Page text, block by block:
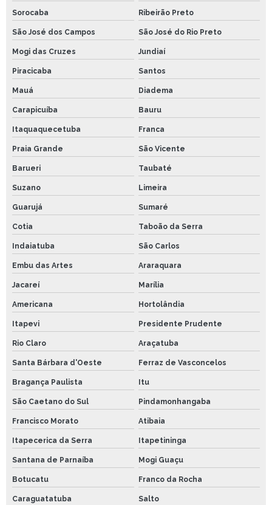
Sorocaba Ribeirão Preto
São José dos Campos São José do Rio Preto
Mogi das Cruzes Jundiaí
Piracicaba Santos
Mauá Diadema
Carapicuíba Bauru
Itaquaquecetuba Franca
Praia Grande São Vicente
Barueri Taubaté
Suzano Limeira
Guarujá Sumaré
Cotia Taboão da Serra
Indaiatuba São Carlos
Embu das Artes Araraquara
Jacareí Marília
Americana Hortolândia
Itapevi Presidente Prudente
Rio Claro Araçatuba
Santa Bárbara d'Oeste Ferraz de Vasconcelos
Bragança Paulista Itu
São Caetano do Sul Pindamonhangaba
Francisco Morato Atibaia
Itapecerica da Serra Itapetininga
Santana de Parnaíba Mogi Guaçu
Botucatu Franco da Rocha
Caraguatatuba Salto